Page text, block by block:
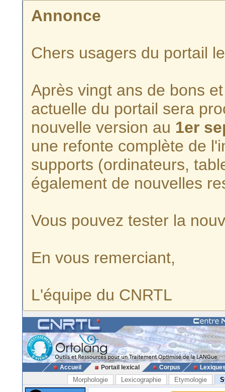
Annonce
Chers usagers du portail
Après vingt ans de bons
actuelle du portail sera
nouvelle version au 1er
une refonte complète de
supports (ordinateurs,
également de nouvelles
Vous pouvez tester la
En vous remerciant,
L'équipe du CNRTL
Accueil Portail lexical Corpus
Morphologie Lexicographie Etymologie